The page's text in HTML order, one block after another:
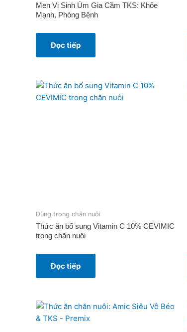
Men Vi Sinh Úm Gia Cầm TKS: Khỏe
Mạnh, Phòng Bệnh
Đọc tiếp
Dùng trong chăn nuôi
Thức ăn bổ sung Vitamin C 10% CEVIMIC
trong chăn nuôi
Đọc tiếp